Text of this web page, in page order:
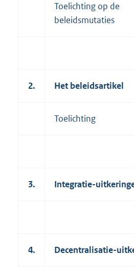
Toelichting op de
beleidsmutaties
2. Het beleidsartikel
Toelichting
3. Integratie-
4. Decentralisatie-